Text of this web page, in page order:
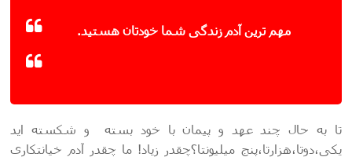
مهم ترین آدم زندگی شما خودتان هستید.
تا به حال چند عهد و پیمان با خود بسته و شکسته اید
یکی،دوتا،هزارتا،پنج میلیونتا؟چقدر زیاد! ما چقدر آدم خیانتکاری